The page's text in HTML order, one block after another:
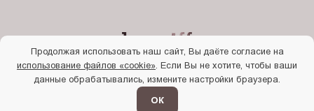
© 2026. Begriff
Политика конфиденциальности
Продолжая использовать наш сайт, Вы даёте согласие на
использование файлов «cookie» . Если Вы не хотите, чтобы ваши
данные обрабатывались, измените настройки браузера.
ОК